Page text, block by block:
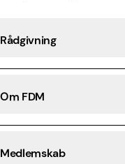
Rådgivning
Om FDM
Medlemskab